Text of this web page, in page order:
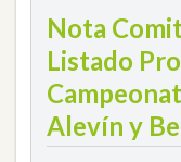
Nota
Listado
Alevín y